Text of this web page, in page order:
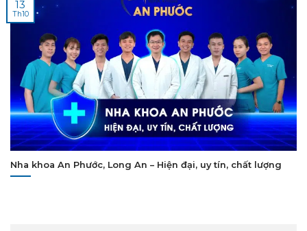
Nha khoa An Phước, Long An – Hiện đại, uy tín, chất lượng
13
Th10